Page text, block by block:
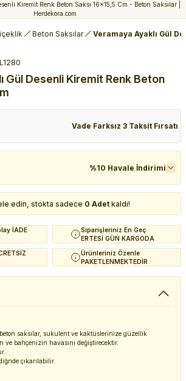
Beton Saksılar Veramaya Ayaklı Gül
Gül Desenli Kiremit Renk Beton
Vade Farksız 3 Taksit Fırsatı
%10 Havale İndirimi
edin, stokta sadece 0 Adet kaldı!
İADE
Siparişleriniz En Geç
ERTESİ GÜN KARGODA
Ürünleriniz Özenle
PAKETLENMEKTEDİR
saksılar, sukulent ve kaktüslerinize güzellik
bahçenizin havasını değiştirecektir.
çıkarılabilir.